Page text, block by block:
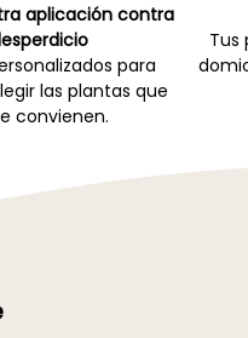
aplicación contra
para
las plantas que
convienen.
Tus